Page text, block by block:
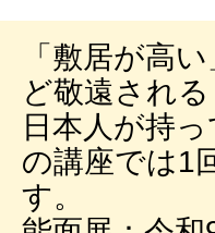
「敷居が高
ど敬遠され
日本人が持
の講座では1
す。